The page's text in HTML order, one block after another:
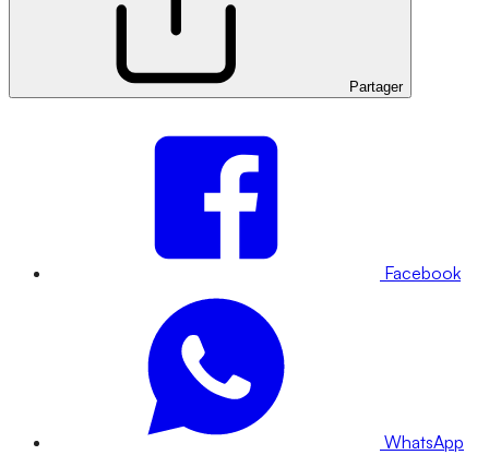
Partager
Facebook
WhatsApp